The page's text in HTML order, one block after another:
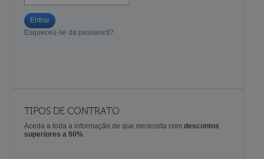
Entrar
Esqueceu-se da password?
TIPOS DE CONTRATO
Aceda a toda a informação de que necessita com descontos
superiores a 90%